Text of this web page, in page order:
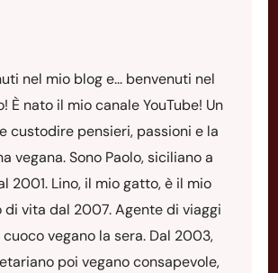
nel mio blog e... benvenuti nel
È nato il mio canale YouTube! Un
custodire pensieri, passioni e la
vegana. Sono Paolo, siciliano a
2001. Lino, il mio gatto, è il mio
di vita dal 2007. Agente di viaggi
vegano la sera. Dal 2003,
poi vegano consapevole,